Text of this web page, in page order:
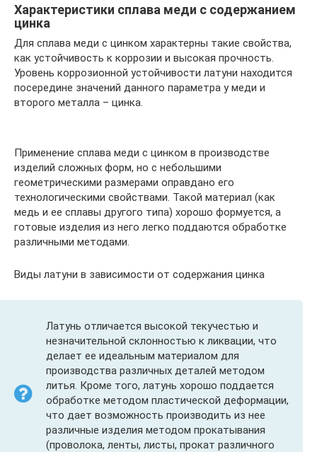
Характеристики сплава меди с содержанием
цинка
Для сплава меди с цинком характерны такие свойства,
как устойчивость к коррозии и высокая прочность.
Уровень коррозионной устойчивости латуни находится
посередине значений данного параметра у меди и
второго металла – цинка.
Применение сплава меди с цинком в производстве
изделий сложных форм, но с небольшими
геометрическими размерами оправдано его
технологическими свойствами. Такой материал (как
медь и ее сплавы другого типа) хорошо формуется, а
готовые изделия из него легко поддаются обработке
различными методами.
Виды латуни в зависимости от содержания цинка
Латунь отличается высокой текучестью и
незначительной склонностью к ликвации, что
делает ее идеальным материалом для
производства различных деталей методом
литья. Кроме того, латунь хорошо поддается
обработке методом пластической деформации,
что дает возможность производить из нее
различные изделия методом прокатывания
(проволока, ленты, листы, прокат различного